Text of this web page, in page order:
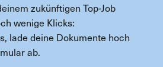
zukünftigen Top-Job
wenige Klicks:
lade deine Dokumente hoch
ab.